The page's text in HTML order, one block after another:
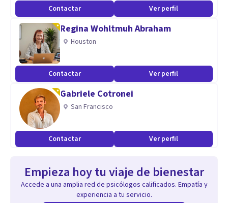
Contactar Ver perfil
Regina Wohltmuh Abraham
Houston
Contactar Ver perfil
Gabriele Cotronei
San Francisco
Contactar Ver perfil
Empieza hoy tu viaje de bienestar
Accede a una amplia red de psicólogos calificados. Empatía y
experiencia a tu servicio.